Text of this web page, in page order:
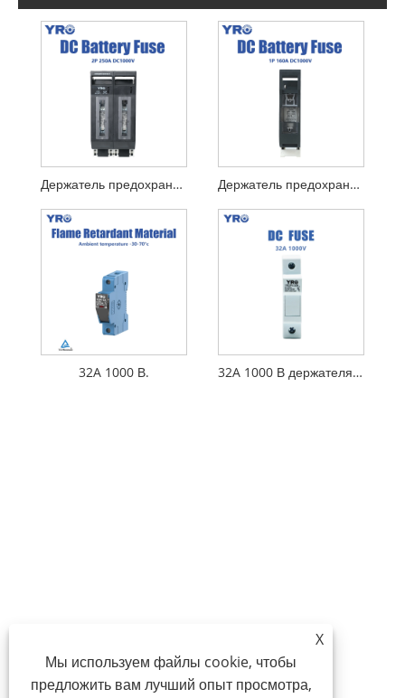
Держатель предохранителя батареи 250A 2P держатель предохранителя 2P Держатель предохранителя батареи 160A 1P держатель предохранителя 1P
32A 1000 В. 32A 1000 В держателя предохранителя DC без индикаторного света
X
Мы используем файлы cookie, чтобы
предложить вам лучший опыт просмотра,